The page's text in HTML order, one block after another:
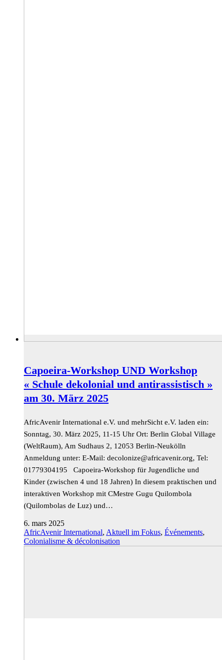
Capoeira-Workshop UND Workshop
« Schule dekolonial und antirassistisch »
am 30. März 2025
AfricAvenir International e.V. und mehrSicht e.V. laden ein:
Sonntag, 30. März 2025, 11-15 Uhr Ort: Berlin Global Village
(WeltRaum), Am Sudhaus 2, 12053 Berlin-Neukölln
Anmeldung unter: E-Mail: gro.rinevacirfa@ezinoloced, Tel:
01779304195 Capoeira-Workshop für Jugendliche und
Kinder (zwischen 4 und 18 Jahren) In diesem praktischen und
interaktiven Workshop mit CMestre Gugu Quilombola
(Quilombolas de Luz) und…
6. mars 2025
AfricAvenir International, Aktuell im Fokus, Événements,
Colonialisme & décolonisation